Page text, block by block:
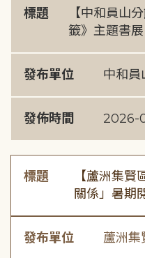
標題
【中和員山
籤》主題書展
發布單位 中和員
發佈時間 2026-
標題
【蘆洲集賢
關係」暑期
發布單位 蘆洲集